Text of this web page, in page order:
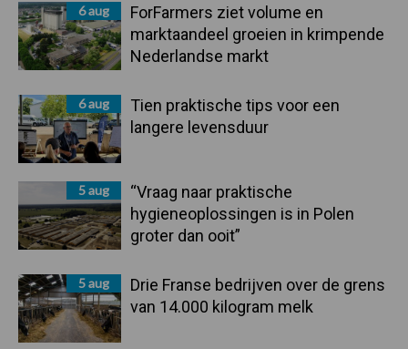
6 aug
ForFarmers ziet volume en
marktaandeel groeien in krimpende
Nederlandse markt
6 aug
Tien praktische tips voor een
langere levensduur
5 aug
“Vraag naar praktische
hygieneoplossingen is in Polen
groter dan ooit”
5 aug
Drie Franse bedrijven over de grens
van 14.000 kilogram melk